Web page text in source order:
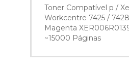
Toner Compatível p /
Workcentre 7425 /
Magenta
~15000 Páginas